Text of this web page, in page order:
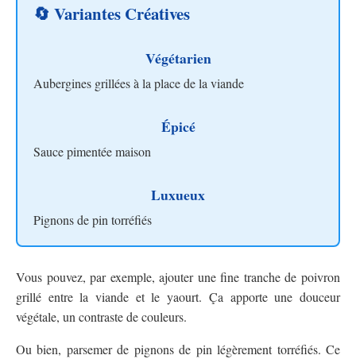
🔄 Variantes Créatives
Végétarien
Aubergines grillées à la place de la viande
Épicé
Sauce pimentée maison
Luxueux
Pignons de pin torréfiés
Vous pouvez, par exemple, ajouter une fine tranche de poivron
grillé entre la viande et le yaourt. Ça apporte une douceur
végétale, un contraste de couleurs.
Ou bien, parsemer de pignons de pin légèrement torréfiés. Ce